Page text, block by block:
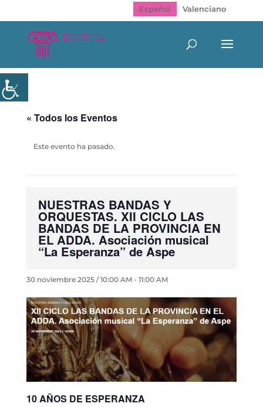
Español Valenciano
« Todos los Eventos
Este evento ha pasado.
NUESTRAS BANDAS Y
ORQUESTAS. XII CICLO LAS
BANDAS DE LA PROVINCIA EN
EL ADDA. Asociación musical
“La Esperanza” de Aspe
30 noviembre 2025 / 10:00 AM- 11:00 AM
10 AÑOS DE ESPERANZA